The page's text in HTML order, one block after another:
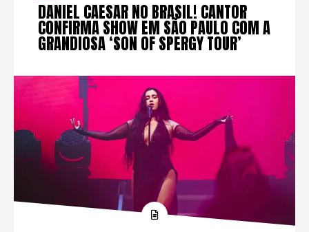
DANIEL CAESAR NO BRASIL! CANTOR
CONFIRMA SHOW EM SÃO PAULO COM A
GRANDIOSA ‘SON OF SPERGY TOUR’